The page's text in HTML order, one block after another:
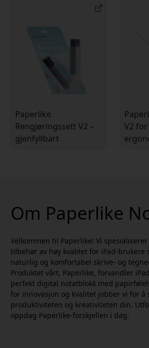
Paperlike
Rengjøringssett V2 –
gjenfyllbart
V2 for
Om Paperlike
Velkommen til Paperlike! Vi
tilbehør av høy kvalitet for iPad-brukere
naturlig og komfortabel skrive- og
Produktet vårt, Paperlike, forvandler
perfekt digital notatblokk med
for innovasjon og kvalitet jobber vi for å
produktiviteten og kreativiteten din.
oppdag Paperlike-forskjellen i dag.